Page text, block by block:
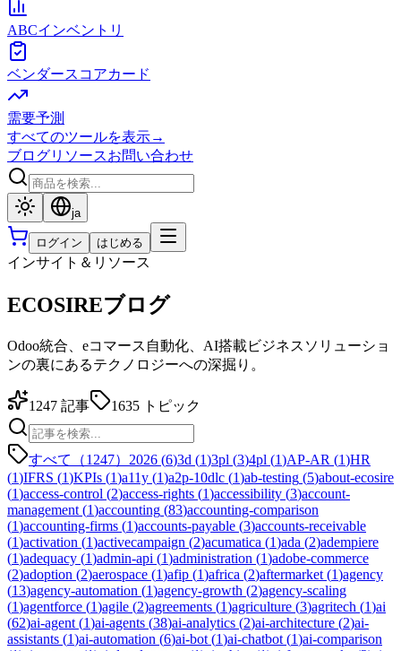
ABCインベントリ
ベンダースコアカード
需要予測
すべてのツールを表示→
ブログリソースお問い合わせ
ja
ログイン はじめる
インサイト＆リソース
ECOSIREブログ
Odoo統合、eコマース自動化、AI搭載ビジネスソリューショ
ンの裏にあるテクノロジーへの深掘り。
1247 記事 1635 トピック
すべて（1247） 2026 (6)3d (1)3pl (3)4pl (1)AP-AR (1)HR
(1)IFRS (1)KPIs (1)a11y (1)a2p-10dlc (1)ab-testing (5)about-ecosire
(1)access-control (2)access-rights (1)accessibility (3)account-
management (1)accounting (83)accounting-comparison
(1)accounting-firms (1)accounts-payable (3)accounts-receivable
(1)activation (1)activecampaign (2)acumatica (1)ada (2)adempiere
(1)adequacy (1)admin-api (1)administration (1)adobe-commerce
(2)adoption (2)aerospace (1)afip (1)africa (2)aftermarket (1)agency
(13)agency-automation (1)agency-growth (2)agency-scaling
(1)agentforce (1)agile (2)agreements (1)agriculture (3)agritech (1)ai
(62)ai-agent (1)ai-agents (38)ai-analytics (2)ai-architecture (2)ai-
assistants (1)ai-automation (6)ai-bot (1)ai-chatbot (1)ai-comparison